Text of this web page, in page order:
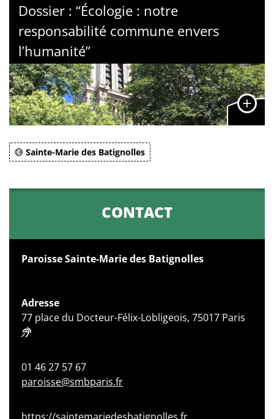
Dossier : “Écologie : notre
responsabilité commune envers
l’humanité”
Sainte-Marie des Batignolles
CONTACT
Paroisse Sainte-Marie des Batignolles
Adresse
77 place du Docteur-Félix-Lobligeois, 75017 Paris
01 46 27 57 67
paroisse@smbparis.fr